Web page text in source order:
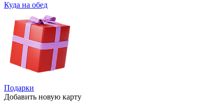
Куда на обед
Подарки
Добавить новую карту